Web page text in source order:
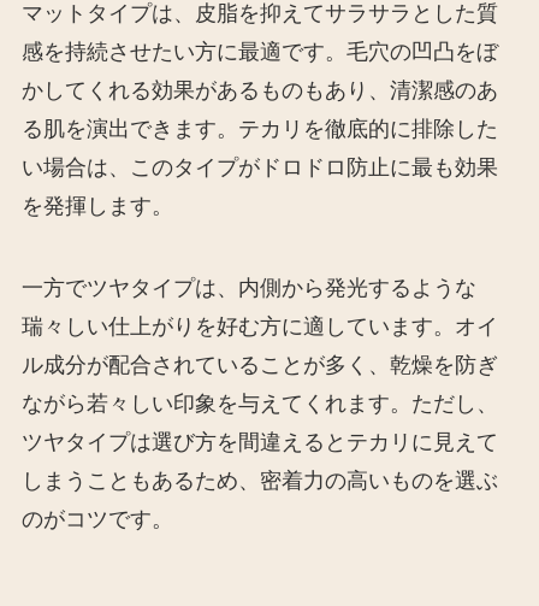
マットタイプは、皮脂を抑えてサラサラとした質
感を持続させたい方に最適です。毛穴の凹凸をぼ
かしてくれる効果があるものもあり、清潔感のあ
る肌を演出できます。テカリを徹底的に排除した
い場合は、このタイプがドロドロ防止に最も効果
を発揮します。
一方でツヤタイプは、内側から発光するような
瑞々しい仕上がりを好む方に適しています。オイ
ル成分が配合されていることが多く、乾燥を防ぎ
ながら若々しい印象を与えてくれます。ただし、
ツヤタイプは選び方を間違えるとテカリに見えて
しまうこともあるため、密着力の高いものを選ぶ
のがコツです。